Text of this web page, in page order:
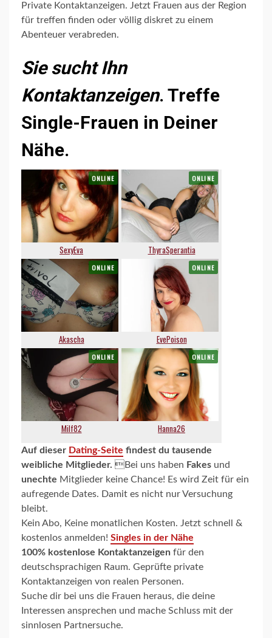
Private Kontaktanzeigen. Jetzt Frauen aus der Region
für treffen finden oder völlig diskret zu einem
Abenteuer verabreden.
Sie sucht Ihn
Kontaktanzeigen. Treffe
Single-Frauen in Deiner
Nähe.
Auf dieser Dating-Seite findest du tausende
weibliche Mitglieder. Bei uns haben Fakes und
unechte Mitglieder keine Chance! Es wird Zeit für ein
aufregende Dates. Damit es nicht nur Versuchung
bleibt.
Kein Abo, Keine monatlichen Kosten. Jetzt schnell &
kostenlos anmelden! Singles in der Nähe
100% kostenlose Kontaktanzeigen für den
deutschsprachigen Raum. Geprüfte private
Kontaktanzeigen von realen Personen.
Suche dir bei uns die Frauen heraus, die deine
Interessen ansprechen und mache Schluss mit der
sinnlosen Partnersuche.